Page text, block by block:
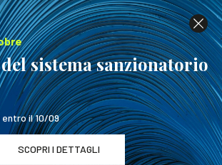
sistema sanzionatorio
il 10/09
SCOPRI I DETTAGLI